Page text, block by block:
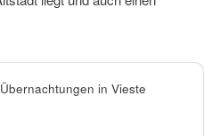
in Vieste